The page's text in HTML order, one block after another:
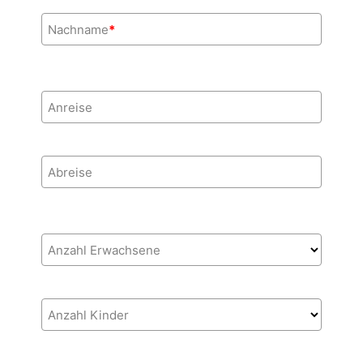
Nachname*
Anreise
Abreise
Anzahl Erwachsene
Anzahl Kinder